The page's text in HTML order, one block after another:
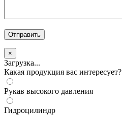
×
Загрузка...
Какая продукция вас интересует?
Рукав высокого давления
Гидроцилиндр